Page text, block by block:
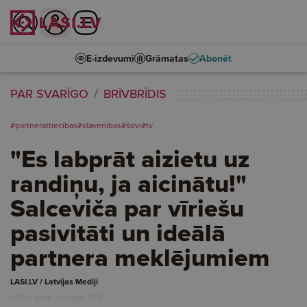
E-izdevumi Grāmatas Abonēt
PAR SVARĪGO BRĪVBRĪDIS
#partnerattiecības#slavenības#šovi#tv
"Es labprāt aizietu uz
randiņu, ja aicinātu!"
Salceviča par vīriešu
pasivitāti un ideālā
partnera meklējumiem
LASI.LV / Latvijas Mediji
2026. gada 21. jūnijs, 19:45